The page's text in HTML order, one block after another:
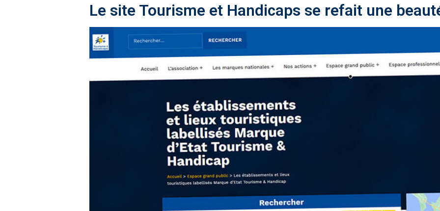
Le site Tourisme et Handicaps se refait une